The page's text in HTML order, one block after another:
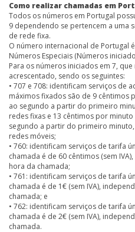
Como realizar chamadas em
Todos os números em Portugal
9 dependendo se pertencem a uma
de rede fixa.
O número internacional de Portugal
Números Especiais (Números
Para os números iniciados em 7,
acrescentado, sendo os seguintes:
• 707 e 708: identificam serviços de
máximos fixados são de 9 cêntimos
ao segundo a partir do primeiro
redes fixas e 13 cêntimos por
segundo a partir do primeiro
redes móveis;
• 760: identificam serviços de tarifa
chamada é de 60 cêntimos (sem
hora da chamada;
• 761: identificam serviços de tarifa
chamada é de 1€ (sem IVA),
chamada; e
• 762: identificam serviços de tarifa
chamada é de 2€ (sem IVA),
chamada.